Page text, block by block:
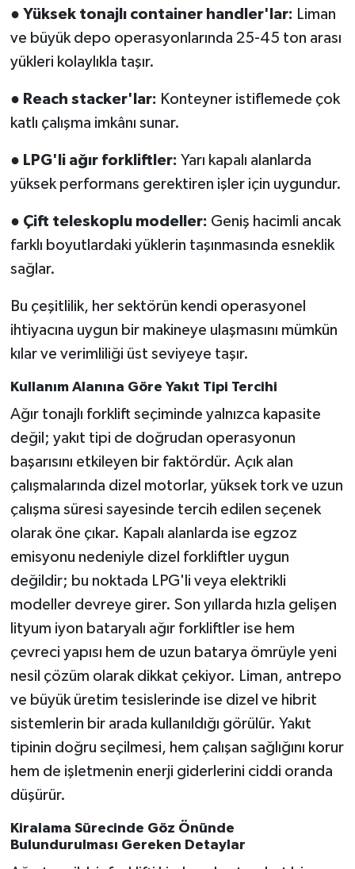
● Yüksek tonajlı container handler'lar: Liman
ve büyük depo operasyonlarında 25-45 ton arası
yükleri kolaylıkla taşır.
● Reach stacker'lar: Konteyner istiflemede çok
katlı çalışma imkânı sunar.
● LPG'li ağır forkliftler: Yarı kapalı alanlarda
yüksek performans gerektiren işler için uygundur.
● Çift teleskoplu modeller: Geniş hacimli ancak
farklı boyutlardaki yüklerin taşınmasında esneklik
sağlar.
Bu çeşitlilik, her sektörün kendi operasyonel
ihtiyacına uygun bir makineye ulaşmasını mümkün
kılar ve verimliliği üst seviyeye taşır.
Kullanım Alanına Göre Yakıt Tipi Tercihi
Ağır tonajlı forklift seçiminde yalnızca kapasite
değil; yakıt tipi de doğrudan operasyonun
başarısını etkileyen bir faktördür. Açık alan
çalışmalarında dizel motorlar, yüksek tork ve uzun
çalışma süresi sayesinde tercih edilen seçenek
olarak öne çıkar. Kapalı alanlarda ise egzoz
emisyonu nedeniyle dizel forkliftler uygun
değildir; bu noktada LPG'li veya elektrikli
modeller devreye girer. Son yıllarda hızla gelişen
lityum iyon bataryalı ağır forkliftler ise hem
çevreci yapısı hem de uzun batarya ömrüyle yeni
nesil çözüm olarak dikkat çekiyor. Liman, antrepo
ve büyük üretim tesislerinde ise dizel ve hibrit
sistemlerin bir arada kullanıldığı görülür. Yakıt
tipinin doğru seçilmesi, hem çalışan sağlığını korur
hem de işletmenin enerji giderlerini ciddi oranda
düşürür.
Kiralama Sürecinde Göz Önünde
Bulundurulması Gereken Detaylar